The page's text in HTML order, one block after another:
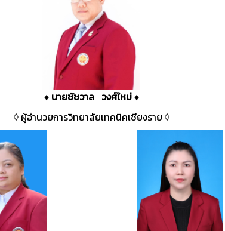
♦ นายชัชวาล วงศ์ใหม่ ♦
◊ ผู้อำนวยการวิทยาลัยเทคนิคเชียงราย ◊